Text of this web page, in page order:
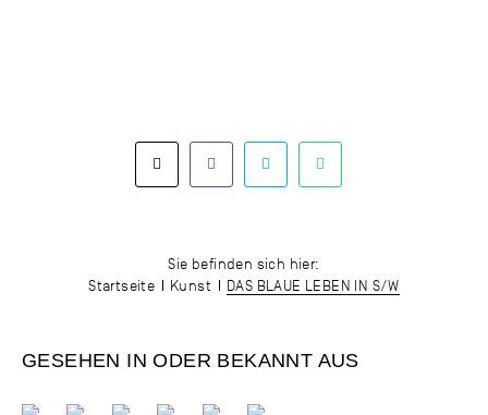
Sie befinden sich hier:
Startseite
Kunst DAS BLAUE LEBEN IN S/W
GESEHEN IN ODER BEKANNT AUS